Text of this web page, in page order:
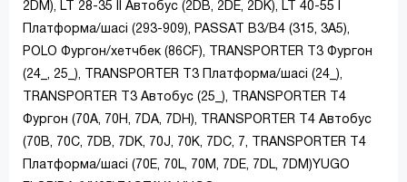
2DM), LT 28-35 II Автобус (2DB, 2DE, 2DK), LT 40-55 I
Платформа/шасі (293-909), PASSAT B3/B4 (315, 3A5),
POLO Фургон/хетчбек (86CF), TRANSPORTER T3 Фургон
(24_, 25_), TRANSPORTER T3 Платформа/шасі (24_),
TRANSPORTER T3 Автобус (25_), TRANSPORTER T4
Фургон (70A, 70H, 7DA, 7DH), TRANSPORTER T4 Автобус
(70B, 70C, 7DB, 7DK, 70J, 70K, 7DC, 7, TRANSPORTER T4
Платформа/шасі (70E, 70L, 70M, 7DE, 7DL, 7DM)YUGO